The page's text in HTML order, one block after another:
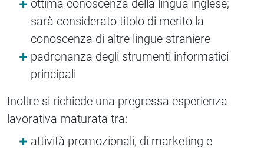
ottima conoscenza della lingua inglese;
sarà considerato titolo di merito la
conoscenza di altre lingue straniere
padronanza degli strumenti informatici
principali
Inoltre si richiede una pregressa esperienza
lavorativa maturata tra:
attività promozionali, di marketing e